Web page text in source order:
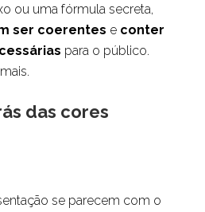
ou uma fórmula secreta,
ser coerentes e conter
para o público.
das cores
se parecem com o